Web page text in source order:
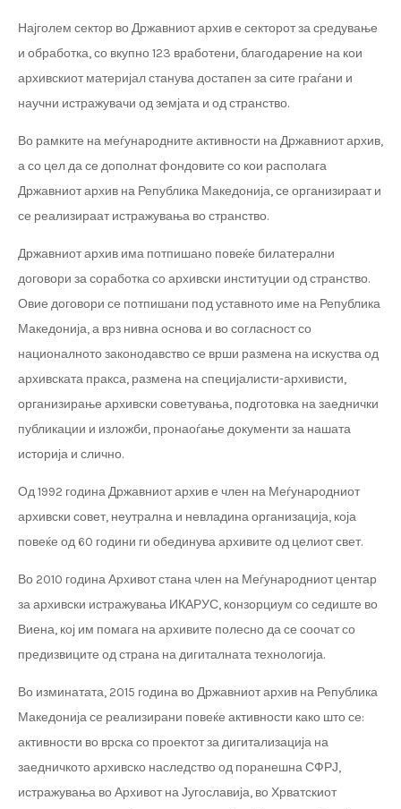
Најголем сектор во Државниот архив е секторот за средување
и обработка, со вкупно 123 вработени, благодарение на кои
архивскиот материјал станува достапен за сите граѓани и
научни истражувачи од земјата и од странство.
Во рамките на меѓународните активности на Државниот архив,
а со цел да се дополнат фондовите со кои располага
Државниот архив на Република Македонија, се организираат и
се реализираат истражувања во странство.
Државниот архив има потпишано повеќе билатерални
договори за соработка со архивски институции од странство.
Овие договори се потпишани под уставното име на Република
Македонија, а врз нивна основа и во согласност со
националното законодавство се врши размена на искуства од
архивската пракса, размена на специјалисти-архивисти,
организирање архивски советувања, подготовка на заеднички
публикации и изложби, пронаоѓање документи за нашата
историја и слично.
Од 1992 година Државниот архив е член на Меѓународниот
архивски совет, неутрална и невладина организација, која
повеќе од 60 години ги обединува архивите од целиот свет.
Во 2010 година Архивот стана член на Меѓународниот центар
за архивски истражувања ИКАРУС, конзорциум со седиште во
Виена, кој им помага на архивите полесно да се соочат со
предизвиците од страна на дигиталната технологија.
Во изминатата, 2015 година во Државниот архив на Република
Македонија се реализирани повеќе активности како што се:
активности во врска со проектот за дигитализација на
заедничкото архивско наследство од поранешна СФРЈ,
истражувања во Архивот на Југославија, во Хрватскиот